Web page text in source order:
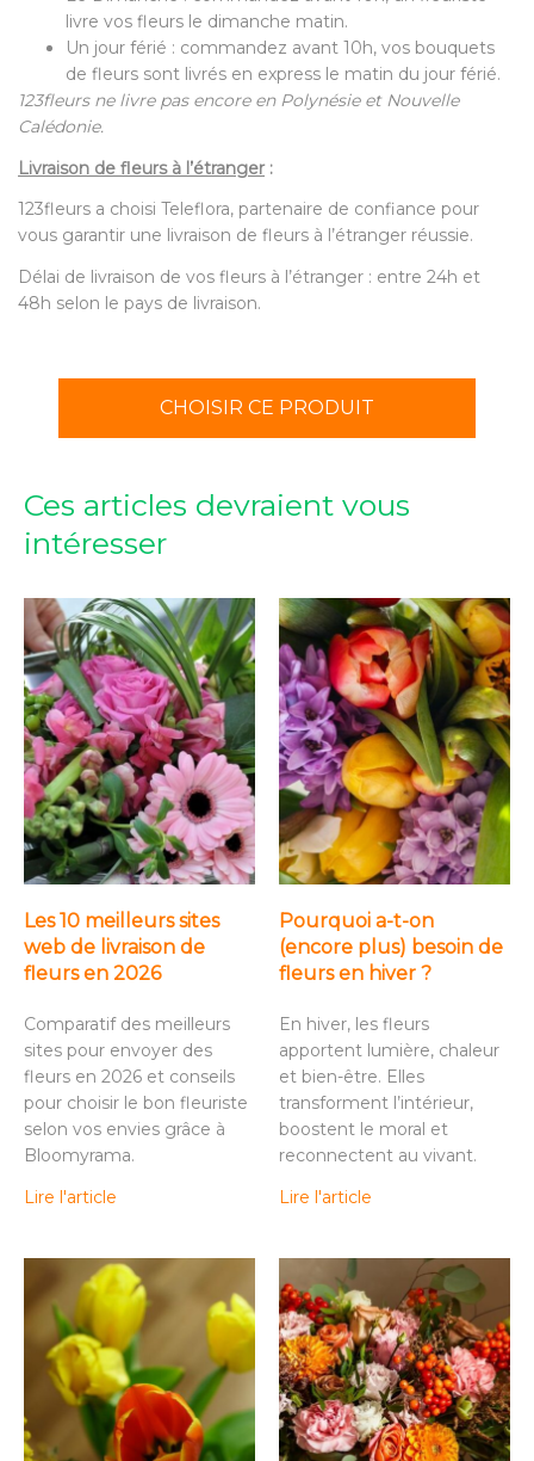
livre vos fleurs le dimanche matin.
Un jour férié : commandez avant 10h, vos bouquets
de fleurs sont livrés en express le matin du jour férié.
123fleurs ne livre pas encore en Polynésie et Nouvelle
Calédonie.
Livraison de fleurs à l’étranger:
123fleurs a choisi Teleflora, partenaire de confiance pour
vous garantir une livraison de fleurs à l’étranger réussie.
Délai de livraison de vos fleurs à l’étranger : entre 24h et
48h selon le pays de livraison.
CHOISIR CE PRODUIT
Ces articles devraient vous
intéresser
Les 10 meilleurs sites
web de livraison de
fleurs en 2026
Comparatif des meilleurs
sites pour envoyer des
fleurs en 2026 et conseils
pour choisir le bon fleuriste
selon vos envies grâce à
Bloomyrama.
Lire l'article
Pourquoi a-t-on
(encore plus) besoin de
fleurs en hiver ?
En hiver, les fleurs
apportent lumière, chaleur
et bien-être. Elles
transforment l’intérieur,
boostent le moral et
reconnectent au vivant.
Lire l'article